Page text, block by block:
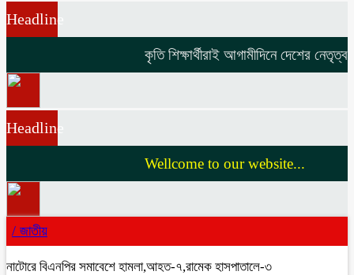
Headline
কৃতি শিক্ষার্থীরাই আগামীদিনে দেশের নেতৃত্ব
Headline
Wellcome to our website...
/ জাতীয়
নাটোরে বিএনপির সমাবেশে হামলা,আহত-৭,রামেক হাসপাতালে-৩